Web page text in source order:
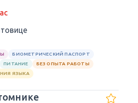
БИОМЕТРИЧЕСКИЙ ПАСПОРТ
ПИТАНИЕ
БЕЗ ОПЫТА РАБОТЫ
ЯЗЫКА